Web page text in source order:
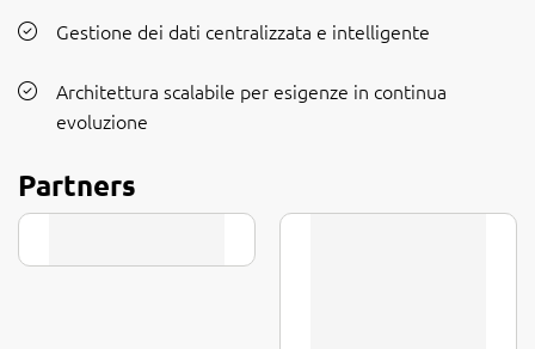
Gestione dei dati centralizzata e intelligente
Architettura scalabile per esigenze in continua
evoluzione
Partners